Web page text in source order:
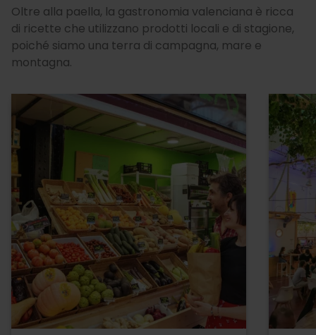
Oltre alla paella, la gastronomia valenciana è ricca
di ricette che utilizzano prodotti locali e di stagione,
poiché siamo una terra di campagna, mare e
montagna.